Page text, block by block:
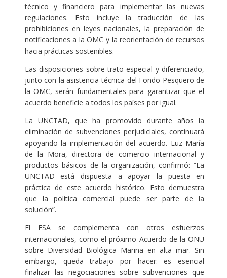
técnico y financiero para implementar las nuevas
regulaciones. Esto incluye la traducción de las
prohibiciones en leyes nacionales, la preparación de
notificaciones a la OMC y la reorientación de recursos
hacia prácticas sostenibles.
Las disposiciones sobre trato especial y diferenciado,
junto con la asistencia técnica del Fondo Pesquero de
la OMC, serán fundamentales para garantizar que el
acuerdo beneficie a todos los países por igual.
La UNCTAD, que ha promovido durante años la
eliminación de subvenciones perjudiciales, continuará
apoyando la implementación del acuerdo. Luz María
de la Mora, directora de comercio internacional y
productos básicos de la organización, confirmó: “La
UNCTAD está dispuesta a apoyar la puesta en
práctica de este acuerdo histórico. Esto demuestra
que la política comercial puede ser parte de la
solución”.
El FSA se complementa con otros esfuerzos
internacionales, como el próximo Acuerdo de la ONU
sobre Diversidad Biológica Marina en alta mar. Sin
embargo, queda trabajo por hacer: es esencial
finalizar las negociaciones sobre subvenciones que